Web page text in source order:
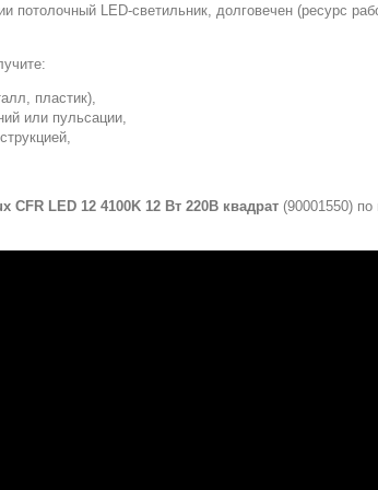
потолочный LED-светильник, долговечен (ресурс
пластик),
или пульсации,
CFR LED 12 4100K 12 Вт 220В квадрат (90001550) по